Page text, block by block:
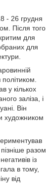
- 26 грудня
Після того
для
для
у кількох
заліза, і
Він
художником
разом
із
в тому,
від